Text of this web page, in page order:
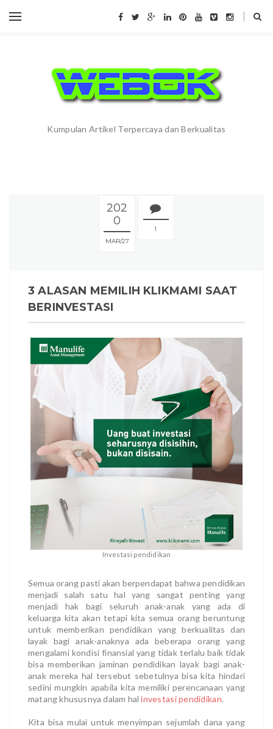
Kumpulan Artikel Terpercaya dan Berkualitas
202
0
MAR 27
1
3 ALASAN MEMILIH KLIKMAMI SAAT
BERINVESTASI
Investasi pendidikan
Semua orang pasti akan berpendapat bahwa pendidikan
menjadi salah satu hal yang sangat penting yang
menjadi hak bagi seluruh anak-anak yang ada di
keluarga kita akan tetapi kita semua orang beruntung
untuk memberikan pendidikan yang berkualitas dan
layak bagi anak-anaknya ada beberapa orang yang
mengalami kondisi finansial yang tidak terlalu baik tidak
bisa memberikan jaminan pendidikan layak bagi anak-
anak mereka hal tersebut sebetulnya bisa kita hindari
sedini mungkin apabila kita memiliki perencanaan yang
matang khususnya dalam halinvestasi pendidikan.
Kita bisa mulai untuk menyimpan sejumlah dana yang